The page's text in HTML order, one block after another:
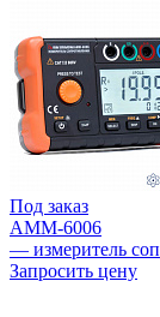
Под заказ
АММ-6006
— измеритель
Запросить цену